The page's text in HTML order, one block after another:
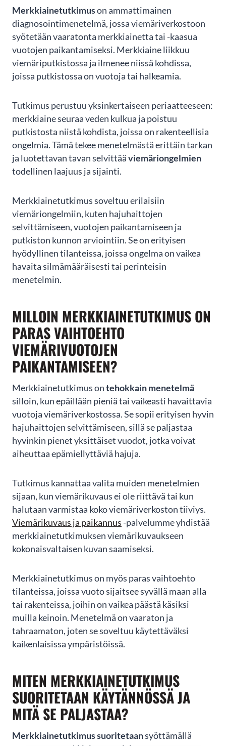
Merkkiainetutkimuson ammattimainen
diagnosointimenetelmä, jossa viemäriverkostoon
syötetään vaaratonta merkkiainetta tai -kaasua
vuotojen paikantamiseksi. Merkkiaine liikkuu
viemäriputkistossa ja ilmenee niissä kohdissa,
joissa putkistossa on vuotoja tai halkeamia.
Tutkimus perustuu yksinkertaiseen periaatteeseen:
merkkiaine seuraa veden kulkua ja poistuu
putkistosta niistä kohdista, joissa on rakenteellisia
ongelmia. Tämä tekee menetelmästä erittäin tarkan
ja luotettavan tavan selvittääviemäriongelmien
todellinen laajuus ja sijainti.
Merkkiainetutkimus soveltuu erilaisiin
viemäriongelmiin, kuten hajuhaittojen
selvittämiseen, vuotojen paikantamiseen ja
putkiston kunnon arviointiin. Se on erityisen
hyödyllinen tilanteissa, joissa ongelma on vaikea
havaita silmämääräisesti tai perinteisin
menetelmin.
MILLOIN MERKKIAINETUTKIMUS ON
PARAS VAIHTOEHTO
VIEMÄRIVUOTOJEN
PAIKANTAMISEEN?
Merkkiainetutkimus ontehokkain menetelmä
silloin, kun epäillään pieniä tai vaikeasti havaittavia
vuotoja viemäriverkostossa. Se sopii erityisen hyvin
hajuhaittojen selvittämiseen, sillä se paljastaa
hyvinkin pienet yksittäiset vuodot, jotka voivat
aiheuttaa epämiellyttäviä hajuja.
Tutkimus kannattaa valita muiden menetelmien
sijaan, kun viemärikuvaus ei ole riittävä tai kun
halutaan varmistaa koko viemäriverkoston tiiviys.
Viemärikuvaus ja paikannus -palvelumme yhdistää
merkkiainetutkimuksen viemärikuvaukseen
kokonaisvaltaisen kuvan saamiseksi.
Merkkiainetutkimus on myös paras vaihtoehto
tilanteissa, joissa vuoto sijaitsee syvällä maan alla
tai rakenteissa, joihin on vaikea päästä käsiksi
muilla keinoin. Menetelmä on vaaraton ja
tahraamaton, joten se soveltuu käytettäväksi
kaikenlaisissa ympäristöissä.
MITEN MERKKIAINETUTKIMUS
SUORITETAAN KÄYTÄNNÖSSÄ JA
MITÄ SE PALJASTAA?
Merkkiainetutkimus suoritetaansyöttämällä
LÄHETÄ
Merja Tarvainen
ammattimaisen työn lisäksi tekijöillä on
ensiluokkainen palveluasenne. Olimme saaneet
suosituksen PS-Pinnoituksesta, ja valitsimme
kokonaisuudessaan...
SHOW MORE
GoogleReviews
06/2023
Page